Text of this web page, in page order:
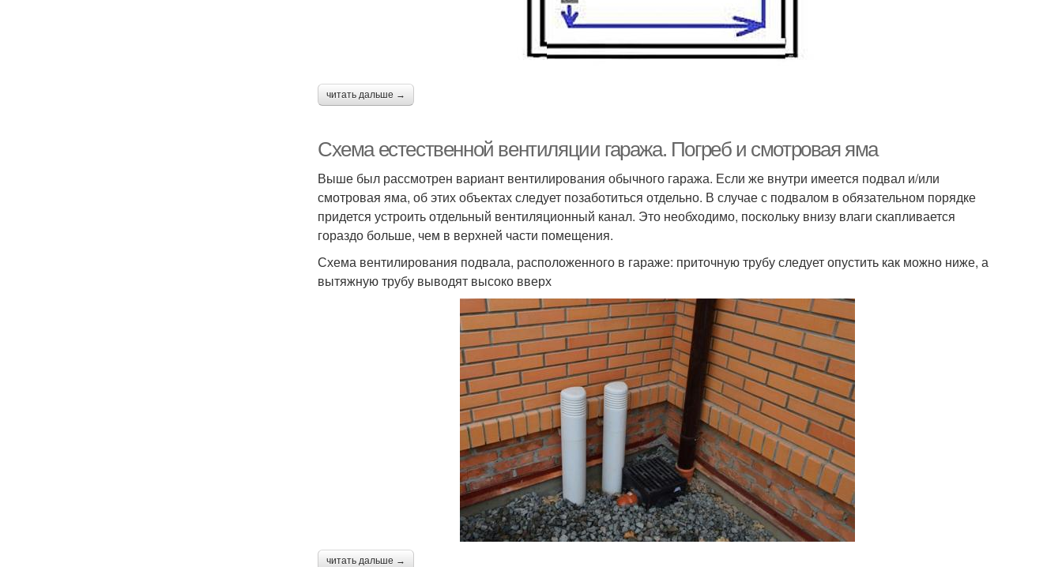
читать дальше →
Схема естественной вентиляции гаража. Погреб и смотровая яма
Выше был рассмотрен вариант вентилирования обычного гаража. Если же внутри имеется подвал и/или
смотровая яма, об этих объектах следует позаботиться отдельно. В случае с подвалом в обязательном порядке
придется устроить отдельный вентиляционный канал. Это необходимо, поскольку внизу влаги скапливается
гораздо больше, чем в верхней части помещения.
Схема вентилирования подвала, расположенного в гараже: приточную трубу следует опустить как можно ниже, а
вытяжную трубу выводят высоко вверх
читать дальше →